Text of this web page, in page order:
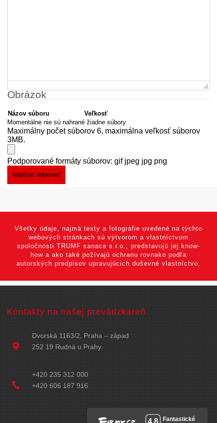
Obrázok
Názov súboru
Veľkosť
Momentálne nie sú nahrané žiadne súbory.
Maximálny počet súborov 6, maximálna veľkosť súborov
3MB.
Podporované formáty súborov: gif jpeg jpg png
Všetky údaje, najmä texty a fotografie uvedené na týchto
webových stránkach sú výtvorom a vlastníctvom
spoločnosti TRUMF sanace s.r.o., predstavujú jej know-
how a ako také požívajú ochranu rovnako podľa
autorských predpisov upravujúcich duševné vlastníctvo.
Kontakty na našej prevádzkareň
Dvorská 1163/2, Praha – západ
252 19 Rudná u Prahy
+420 235 312 000
+420 606 187 916